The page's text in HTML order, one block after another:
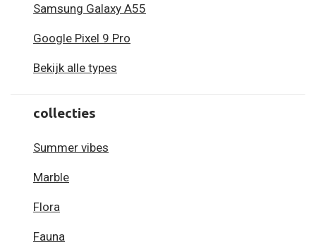
Samsung Galaxy A55
Google Pixel 9 Pro
Bekijk alle types
collecties
Summer vibes
Marble
Flora
Fauna